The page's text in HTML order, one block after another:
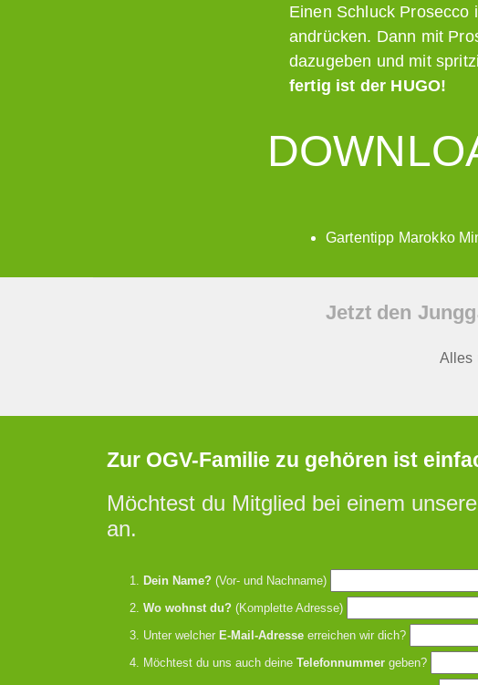
Einen Schluck Prosecco
andrücken. Dann mit
dazugeben und mit
fertig ist der HUGO!
Gartentipp Marokko
Jetzt den
Alles
Zur OGV-Familie zu gehören ist
Möchtest du Mitglied bei einem
an.
Dein Name? (Vor- und Nachname)
Wo wohnst du? (Komplette Adresse)
Unter welcher E-Mail-Adresse erreichen wir dich?
Möchtest du uns auch deine Telefonnummer geben?